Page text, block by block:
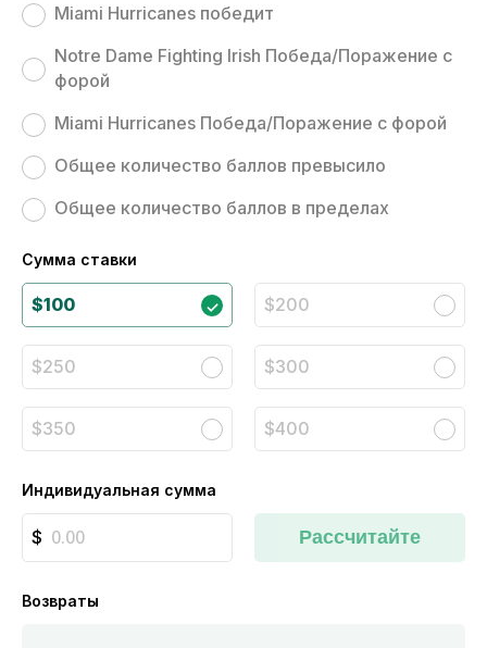
Miami Hurricanes победит
Notre Dame Fighting Irish Победа/Поражение с
форой
Miami Hurricanes Победа/Поражение с форой
Общее количество баллов превысило
Общее количество баллов в пределах
Сумма ставки
$100 $200
$250 $300
$350 $400
Индивидуальная сумма
Рассчитайте
Возвраты